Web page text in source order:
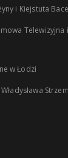
i Kiejstuta
w Łodzi